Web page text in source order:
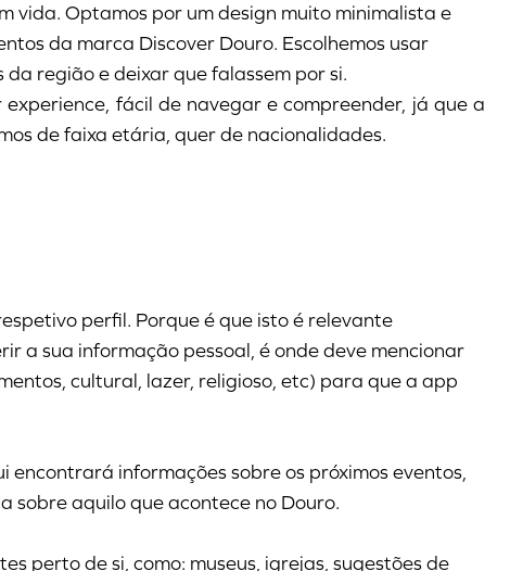
vida. Optamos por um design muito minimalista e
da marca Discover Douro. Escolhemos usar
região e deixar que falassem por si.
fácil de navegar e compreender, já que a
de faixa etária, quer de nacionalidades.
perfil. Porque é que isto é relevante
a sua informação pessoal, é onde deve mencionar
cultural, lazer, religioso, etc) para que a app
informações sobre os próximos eventos,
sobre aquilo que acontece no Douro.
perto de si, como: museus, igrejas, sugestões de